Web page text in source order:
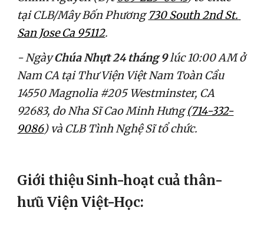
tại CLB/Mây Bốn Phương 730 South 2nd St.
San Jose Ca 95112.
- Ngày Chúa Nhựt 24 tháng 9 lúc 10:00 AM ở
Nam CA tại Thư Viện Việt Nam Toàn Cầu
14550 Magnolia #205 Westminster, CA
92683, do Nha Sĩ Cao Minh Hưng (714-332-
9086) và CLB Tình Nghệ Sĩ tổ chức.
Giới thiệu Sinh-hoạt cuả thân-
hưũ Viện Việt-Học: